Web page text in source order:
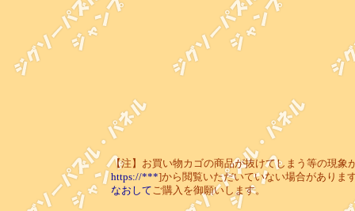
【注】お買い物カゴの商品が抜けてしまう等の現象
https://***]から閲覧いただいていない場合がありま
なおしてご購入を御願いします。